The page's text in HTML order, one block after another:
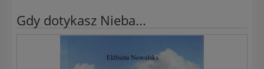
Gdy dotykasz Nieba...